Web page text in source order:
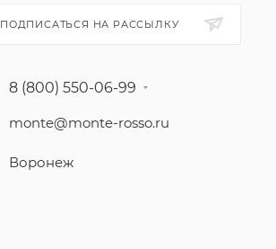
ПОДПИСАТЬСЯ НА РАССЫЛКУ
8 (800) 550-06-99
monte@monte-rosso.ru
Воронеж